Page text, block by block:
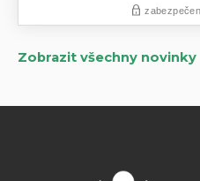
Zobrazit všechny novinky